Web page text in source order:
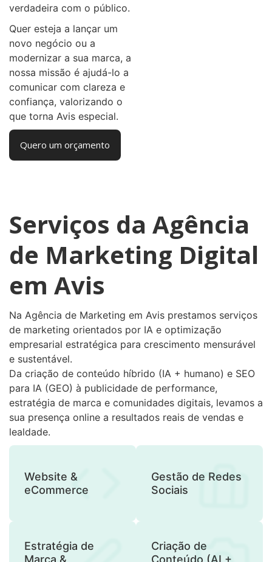
verdadeira com o público.
Quer esteja a lançar um
novo negócio ou a
modernizar a sua marca, a
nossa missão é ajudá-lo a
comunicar com clareza e
confiança, valorizando o
que torna Avis especial.
Quero um orçamento
Serviços da Agência
de Marketing Digital
em Avis
Na Agência de Marketing em Avis prestamos serviços
de marketing orientados por IA e optimização
empresarial estratégica para crescimento mensurável
e sustentável.
Da criação de conteúdo híbrido (IA + humano) e SEO
para IA (GEO) à publicidade de performance,
estratégia de marca e comunidades digitais, levamos a
sua presença online a resultados reais de vendas e
lealdade.
Website &
eCommerce
Gestão de Redes
Sociais
Estratégia de
Marca &
Criação de
Conteúdo (AI +